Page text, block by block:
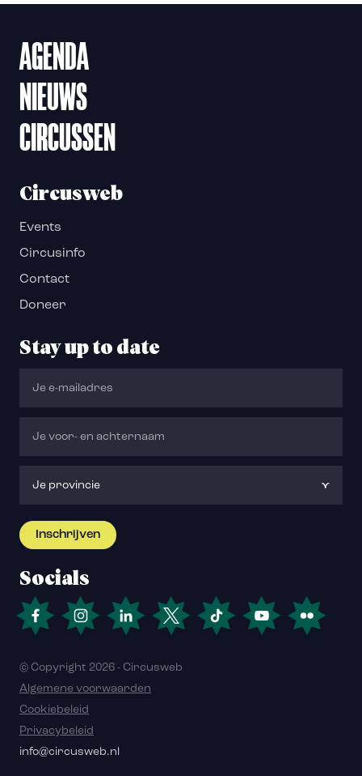
AGENDA
NIEUWS
CIRCUSSEN
Circusweb
Events
Circusinfo
Contact
Doneer
Stay up to date
Socials
© Copyright 2026 - Circusweb
Algemene voorwaarden
Cookiebeleid
Privacybeleid
info@circusweb.nl